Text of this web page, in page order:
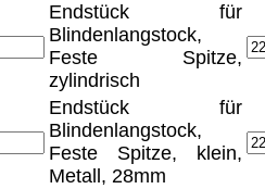
Endstück für
Blindenlangstock,
Feste Spitze,
zylindrisch
Endstück für
Blindenlangstock,
Feste Spitze, klein,
Metall, 28mm